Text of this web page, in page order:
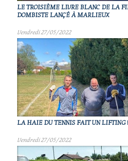
LE TROISIÈME LIVRE BLANC DE LA
DOMBISTE LANÇÉ À MARLIEUX
Vendredi 27/05/2022
LA HAIE DU TENNIS FAIT UN LIFTING !
Vendredi 27/05/2022